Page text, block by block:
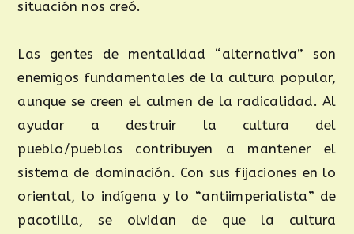
situación nos creó.
Las gentes de mentalidad “alternativa” son
enemigos fundamentales de la cultura popular,
aunque se creen el culmen de la radicalidad. Al
ayudar a destruir la cultura del
pueblo/pueblos contribuyen a mantener el
sistema de dominación. Con sus fijaciones en lo
oriental, lo indígena y lo “antiimperialista” de
pacotilla, se olvidan de que la cultura